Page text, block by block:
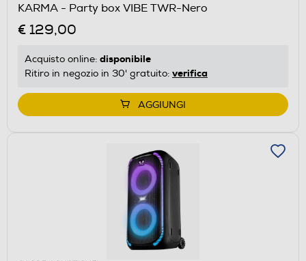
KARMA - Party box VIBE TWR-Nero
€ 129,00
Acquisto online: disponibile
Ritiro in negozio in 30' gratuito: verifica
AGGIUNGI